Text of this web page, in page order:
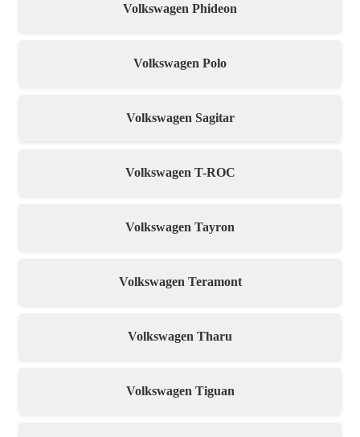
Volkswagen Phideon
Volkswagen Polo
Volkswagen Sagitar
Volkswagen T-ROC
Volkswagen Tayron
Volkswagen Teramont
Volkswagen Tharu
Volkswagen Tiguan